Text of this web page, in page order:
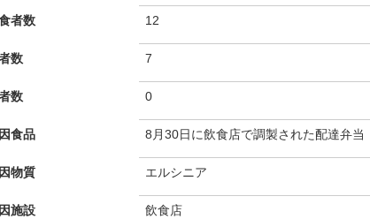
者数 12
数 7
数 0
食品 8月30日に飲食店で調製された配達弁当
物質 エルシニア
施設 飲食店